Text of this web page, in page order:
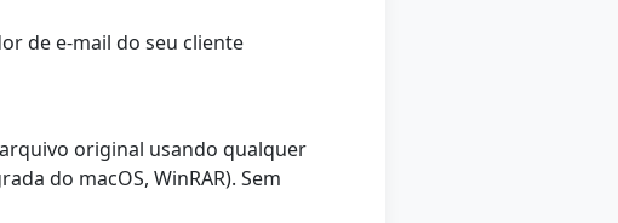
de e-mail do seu cliente
original usando qualquer
do macOS, WinRAR). Sem